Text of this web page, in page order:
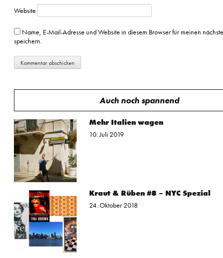
Website
Name, E-Mail-Adresse und Website in diesem Browser für meinen
speichern.
Auch noch spannend
Mehr Italien wagen
10. Juli 2019
Kraut & Rüben #8 – NYC Spezial
24. Oktober 2018